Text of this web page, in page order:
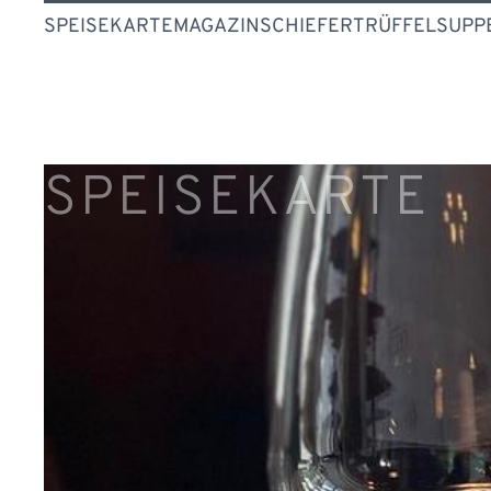
SPEISEKARTEMAGAZIN
SPEISEKARTE